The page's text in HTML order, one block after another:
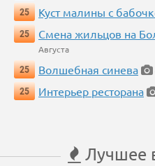
25
Куст малины с
25
Смена жильцов на
Августа
25
Волшебная синева
25
Интерьер ресторана
Лучшее